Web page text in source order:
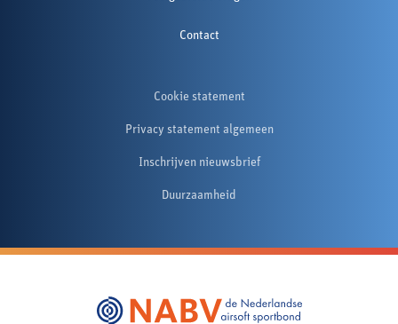
Contact
Cookie statement
Privacy statement algemeen
Inschrijven nieuwsbrief
Duurzaamheid